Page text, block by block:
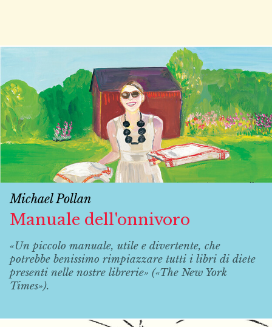
Michael Pollan
Manuale dell'onnivoro
«Un piccolo manuale, utile e divertente, che
potrebbe benissimo rimpiazzare tutti i libri di diete
presenti nelle nostre librerie» («The New York
Times»).